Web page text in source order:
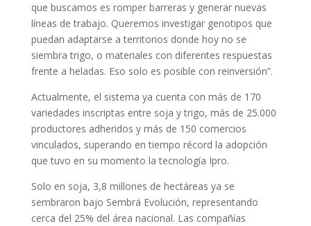
que buscamos es romper barreras y generar nuevas
líneas de trabajo. Queremos investigar genotipos que
puedan adaptarse a territorios donde hoy no se
siembra trigo, o materiales con diferentes respuestas
frente a heladas. Eso solo es posible con reinversión”.
Actualmente, el sistema ya cuenta con más de 170
variedades inscriptas entre soja y trigo, más de 25.000
productores adheridos y más de 150 comercios
vinculados, superando en tiempo récord la adopción
que tuvo en su momento la tecnología Ipro.
Solo en soja, 3,8 millones de hectáreas ya se
sembraron bajo Sembrá Evolución, representando
cerca del 25% del área nacional. Las compañías